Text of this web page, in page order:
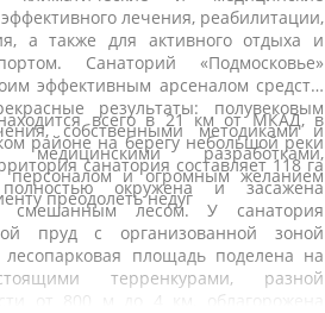
лечения, реабилитации,
а также для активного отдыха и
Санаторий «Подмосковье»
эффективным арсеналом средств,
результаты: полувековым
собственными методиками и
медицинскими разработками,
персоналом и огромным желанием
преодолеть недуг
всего в 21 км от МКАД, в
районе на берегу небольшой реки
санатория составляет 118 га
окружена и засажена
смешанным лесом. У санатория
пруд с организованной зоной
лесопарковая площадь поделена на
терренкурами, разной
от 800 м до 4 км, облагорожена